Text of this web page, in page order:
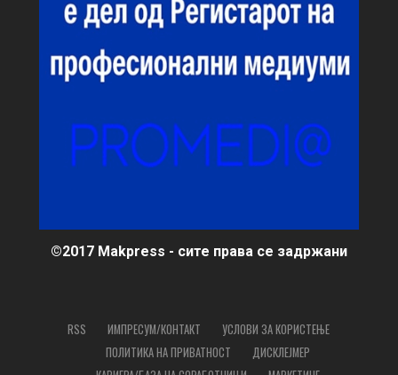
©2017 Makpress - сите права се задржани
RSS ИМПРЕСУМ/КОНТАКТ
УСЛОВИ ЗА КОРИСТЕЊЕ
ПОЛИТИКА НА ПРИВАТНОСТ
ДИСКЛЕЈМЕР